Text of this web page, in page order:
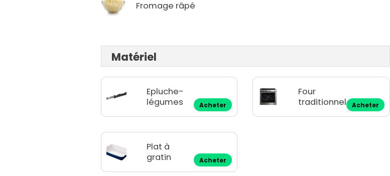
Fromage râpé
Matériel
Epluche-
légumes
Acheter
Four
traditionnel
Acheter
Plat à
gratin
Acheter